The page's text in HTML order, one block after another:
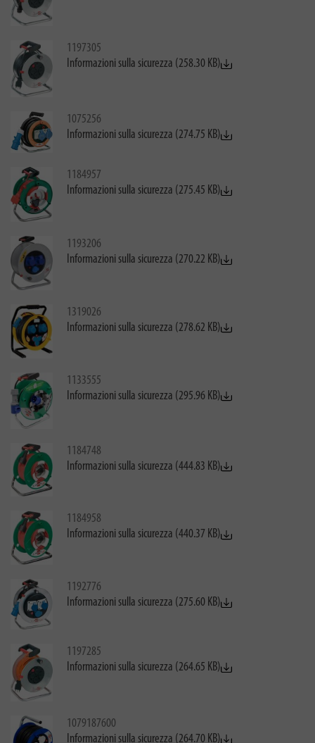
1197305
Informazioni sulla sicurezza (258.30 KB)
1075256
Informazioni sulla sicurezza (274.75 KB)
1184957
Informazioni sulla sicurezza (275.45 KB)
1193206
Informazioni sulla sicurezza (270.22 KB)
1319026
Informazioni sulla sicurezza (278.62 KB)
1133555
Informazioni sulla sicurezza (295.96 KB)
1184748
Informazioni sulla sicurezza (444.83 KB)
1184958
Informazioni sulla sicurezza (440.37 KB)
1192776
Informazioni sulla sicurezza (275.60 KB)
1197285
Informazioni sulla sicurezza (264.65 KB)
1079187600
Informazioni sulla sicurezza (264.70 KB)